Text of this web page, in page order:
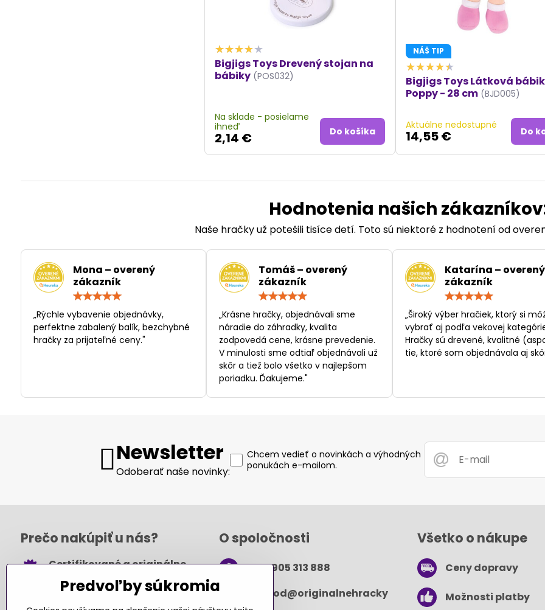
Bigjigs Toys Drevený stojan na
bábiky (POS032)
Na sklade - posielame
ihneď
2,14 € Do košíka
NÁŠ TIP
Bigjigs Toys Látková
Poppy - 28 cm (BJD005)
Aktuálne nedostupné
14,55 € Do
Hodnotenia našich
Naše hračky už potešili tisíce detí. Toto sú niektoré z hodnotení od
Mona – overený
zákazník
/
5
„Rýchle vybavenie objednávky,
perfektne zabalený balík, bezchybné
hračky za prijateľné ceny."
Tomáš – overený
zákazník
/
„Krásne hračky, objednávali sme
náradie do záhradky, kvalita
zodpovedá cene, krásne prevedenie.
V minulosti sme odtiaľ objednávali už
skôr a tiež bolo všetko v najlepšom
poriadku. Ďakujeme."
Katarína – overený
zákazník
/
5
„Široký výber hračiek, ktorý si
vybrať aj podľa vekovej
Hračky sú drevené, kvalitné
tie, ktoré som objednávala aj
Newsletter
Odoberať naše novinky:
Chcem vedieť o novinkách a výhodných
ponukách e-mailom.
Prečo nakúpiť u nás?
Certifikované a originálne
Takmer 100% spokojných
O spoločnosti
+421 905 313 888
obchod​@originalnehracky​
.sk
Všetko o nákupe
Ceny dopravy
Možnosti platby
Predvoľby súkromia